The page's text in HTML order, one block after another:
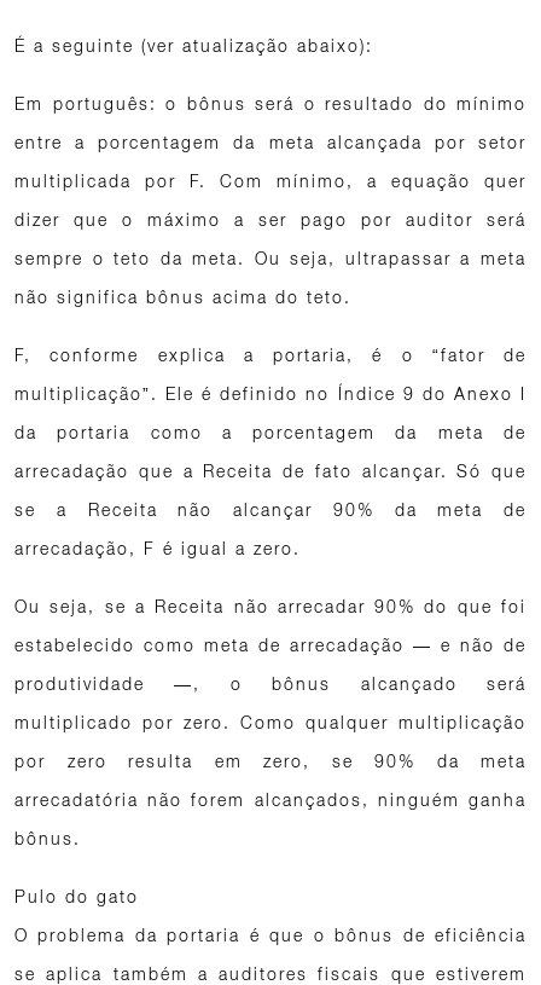
É a seguinte (ver atualização abaixo):
Em português: o bônus será o resultado do mínimo
entre a porcentagem da meta alcançada por setor
multiplicada por F. Com mínimo, a equação quer
dizer que o máximo a ser pago por auditor será
sempre o teto da meta. Ou seja, ultrapassar a meta
não significa bônus acima do teto.
F, conforme explica a portaria, é o “fator de
multiplicação”. Ele é definido no Índice 9 do Anexo I
da portaria como a porcentagem da meta de
arrecadação que a Receita de fato alcançar. Só que
se a Receita não alcançar 90% da meta de
arrecadação, F é igual a zero.
Ou seja, se a Receita não arrecadar 90% do que foi
estabelecido como meta de arrecadação — e não de
produtividade —, o bônus alcançado será
multiplicado por zero. Como qualquer multiplicação
por zero resulta em zero, se 90% da meta
arrecadatória não forem alcançados, ninguém ganha
bônus.
Pulo do gato
O problema da portaria é que o bônus de eficiência
se aplica também a auditores fiscais que estiverem